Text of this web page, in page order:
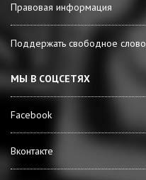
Правовая информация
Поддержать свободное слово
МЫ В СОЦСЕТЯХ
Facebook
Вконтакте